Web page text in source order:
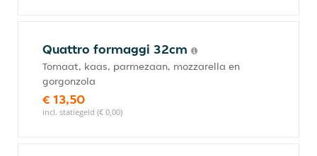
Quattro formaggi 32cm
Tomaat, kaas, parmezaan, mozzarella en
gorgonzola
€ 13,50
incl. statiegeld (€ 0,00)